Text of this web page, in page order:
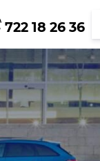
722 18 26 36